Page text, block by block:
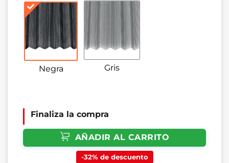
Negra Gris
Finaliza la compra
AÑADIR AL CARRITO
-32% de descuento